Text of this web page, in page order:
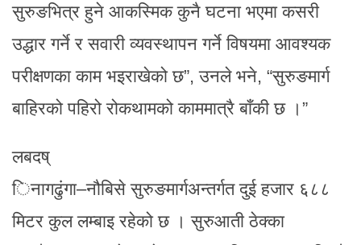
सुरुङभित्र हुने आकस्मिक कुनै घटना भएमा कसरी
उद्धार गर्ने र सवारी व्यवस्थापन गर्ने विषयमा आवश्यक
परीक्षणका काम भइराखेको छ”, उनले भने, “सुरुङमार्ग
बाहिरको पहिरो रोकथामको काममात्रै बाँकी छ ।”
लबदष्
िनागढुंगा–नौबिसे सुरुङमार्गअन्तर्गत दुई हजार ६८८
मिटर कुल लम्बाइ रहेको छ । सुरुआती ठेक्का